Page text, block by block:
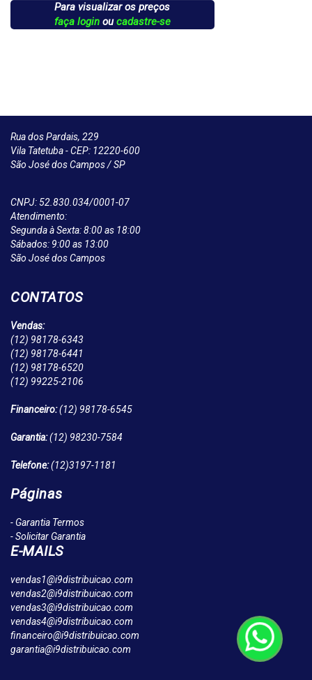
Para visualizar os preços
faça loginoucadastre-se
Rua dos Pardais, 229
Vila Tatetuba - CEP: 12220-600
São José dos Campos / SP
CNPJ: 52.830.034/0001-07
Atendimento:
Segunda à Sexta: 8:00 as 18:00
Sábados: 9:00 as 13:00
São José dos Campos
CONTATOS
Vendas:
(12) 98178-6343
(12) 98178-6441
(12) 98178-6520
(12) 99225-2106
Financeiro:(12) 98178-6545
Garantia:(12) 98230-7584
Telefone:(12)3197-1181
Páginas
- Garantia Termos
- Solicitar Garantia
E-MAILS
vendas1@i9distribuicao.com
vendas2@i9distribuicao.com
vendas3@i9distribuicao.com
vendas4@i9distribuicao.com
financeiro@i9distribuicao.com
garantia@i9distribuicao.com